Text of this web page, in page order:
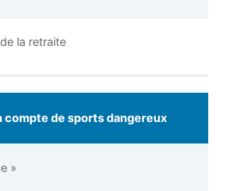
la retraite
compte de sports dangereux
»